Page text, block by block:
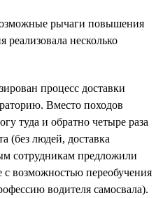
рычаги повышения
реализовала несколько
процесс доставки
Вместо походов
туда и обратно четыре раза
(без людей, доставка
сотрудникам предложили
возможностью переобучения
водителя самосвала).